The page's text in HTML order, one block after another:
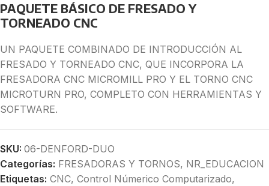
PAQUETE BÁSICO DE FRESADO Y
TORNEADO CNC
UN PAQUETE COMBINADO DE INTRODUCCIÓN AL
FRESADO Y TORNEADO CNC, QUE INCORPORA LA
FRESADORA CNC MICROMILL PRO Y EL TORNO CNC
MICROTURN PRO, COMPLETO CON HERRAMIENTAS Y
SOFTWARE.
SKU: 06-DENFORD-DUO
Categorías: FRESADORAS Y TORNOS, NR_EDUCACION
Etiquetas: CNC, Control Númerico Computarizado,